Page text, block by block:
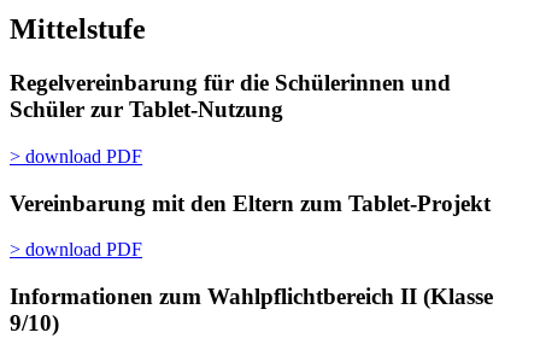
Mittelstufe
Regelvereinbarung für die Schülerinnen und
Schüler zur Tablet-Nutzung
> download PDF
Vereinbarung mit den Eltern zum Tablet-Projekt
> download PDF
Informationen zum Wahlpflichtbereich II (Klasse
9/10)